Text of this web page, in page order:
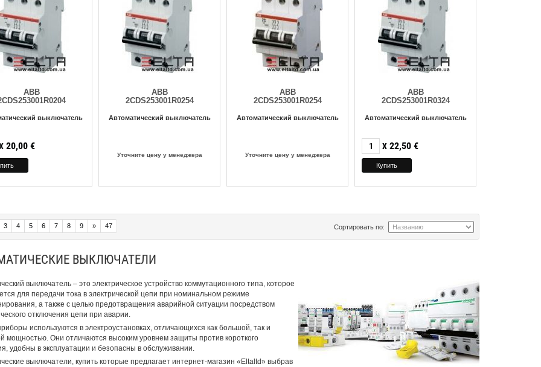
ABB
выключатель
20,00 €
ABB
2CDS253001R0254
Автоматический выключатель
Уточните цену у менеджера
ABB
2CDS253001R0254
Автоматический выключатель
Уточните цену у менеджера
ABB
2CDS253001R0324
Автоматический выключатель
X 22,50 €
Сортировать по:
3 4 5 6 7 8 9 » 47
ВЫКЛЮЧАТЕЛИ
выключатель – это электрическое устройство коммутационного типа, которое
для передачи тока в электрической цепи при номинальном режиме
а также с целью предотвращения аварийной ситуации посредством
отключения цепи при аварии.
используются в электроустановках, отличающихся как большой, так и
мощностью. Они отличаются высоким уровнем защиты против короткого
удобны в эксплуатации и безопасны в обслуживании.
выключатели, купить которые предлагает интернет-магазин «Eltaltd» выбрав